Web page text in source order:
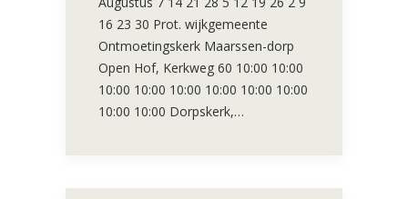
16 23 30 Prot. wijkgemeente
Ontmoetingskerk Maarssen-dorp
Open Hof, Kerkweg 60 10:00 10:00
10:00 10:00 10:00 10:00 10:00 10:00
10:00 10:00 Dorpskerk,…